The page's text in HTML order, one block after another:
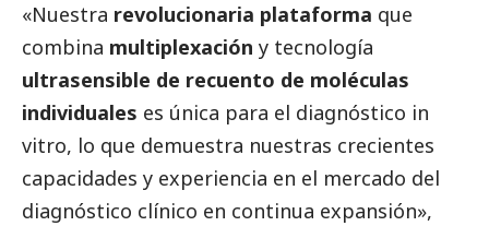
«Nuestra revolucionaria plataforma que
combina multiplexación y tecnología
ultrasensible de recuento de moléculas
individuales es única para el diagnóstico in
vitro, lo que demuestra nuestras crecientes
capacidades y experiencia en el mercado del
diagnóstico clínico en continua expansión»,